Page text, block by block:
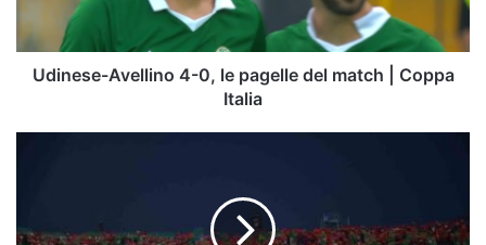
match
|
Coppa
Udinese-Avellino 4-0, le pagelle del match | Coppa
Italia
come